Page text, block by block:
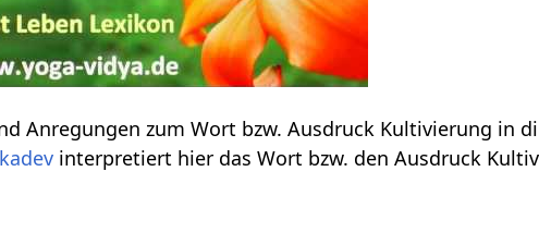
zum Wort bzw. Ausdruck Kultivierung‏‎ in dieser kurzen Abhandlung, einen spontanen